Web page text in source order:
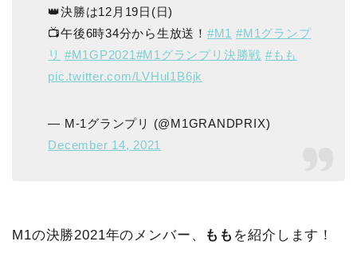
👑決勝は12月19日(日)
📺午後6時34分から生放送！ #M1 #M1グランプ
リ #M1GP2021#M1グランプリ決勝戦 #もも
pic.twitter.com/LVHul1B6jk
— M-1グランプリ (@M1GRANDPRIX)
December 14, 2021
M1の決勝2021年のメンバー、 もも を紹介します！